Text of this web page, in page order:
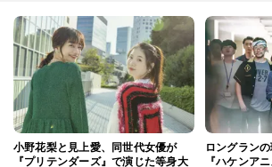
小野花梨と見上愛、同世代女優が
『プリテンダーズ』で演じた等身大
ロングラン
『ハケンア